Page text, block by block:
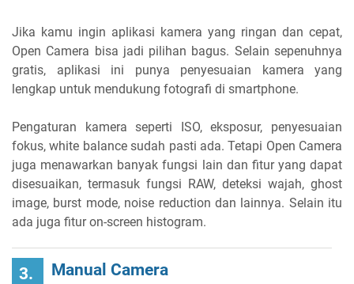
Jika kamu ingin aplikasi kamera yang ringan dan cepat,
Open Camera bisa jadi pilihan bagus. Selain sepenuhnya
gratis, aplikasi ini punya penyesuaian kamera yang
lengkap untuk mendukung fotografi di smartphone.
Pengaturan kamera seperti ISO, eksposur, penyesuaian
fokus, white balance sudah pasti ada. Tetapi Open Camera
juga menawarkan banyak fungsi lain dan fitur yang dapat
disesuaikan, termasuk fungsi RAW, deteksi wajah, ghost
image, burst mode, noise reduction dan lainnya. Selain itu
ada juga fitur on-screen histogram.
3. Manual Camera